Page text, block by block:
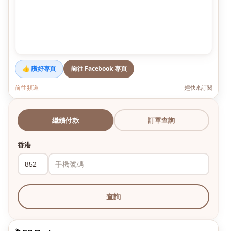
👍 讚好專頁 前往 Facebook 專頁
前往頻道 趕快來訂閱
繼續付款 訂單查詢
香港
查詢